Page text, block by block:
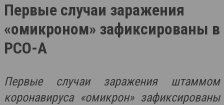
Первые случаи заражения
«омикроном» зафиксированы в
РСО-А
Первые случаи заражения штаммом
коронавируса «омикрон» зафиксированы